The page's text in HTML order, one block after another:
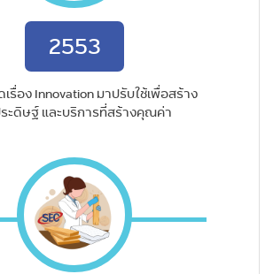
2553
รื่อง Innovation มาปรับใช้เพื่อสร้าง
ะดิษฐ์ และบริการที่สร้างคุณค่า